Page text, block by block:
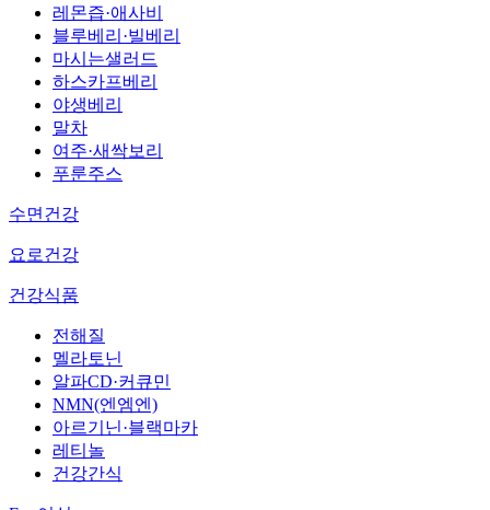
레몬즙·애사비
블루베리·빌베리
마시는샐러드
하스카프베리
야생베리
말차
여주·새싹보리
푸룬주스
수면건강
요로건강
건강식품
전해질
멜라토닌
알파CD·커큐민
NMN(엔엠엔)
아르기닌·블랙마카
레티놀
건강간식